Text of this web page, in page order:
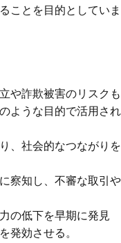
ことを目的としていま
や詐欺被害のリスクも
ような目的で活用され
、社会的なつながりを
察知し、不審な取引や
の低下を早期に発見
発効させる。